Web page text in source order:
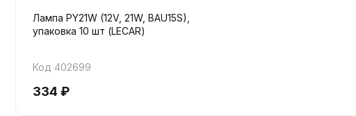
Лампа PY21W (12V, 21W, BAU15S),
упаковка 10 шт (LECAR)
Код 402699
334 ₽